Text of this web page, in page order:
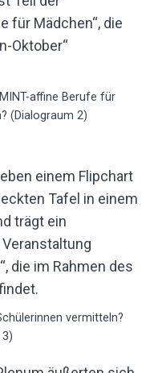
affine Berufe für
(Dialograum 2)
vermitteln?